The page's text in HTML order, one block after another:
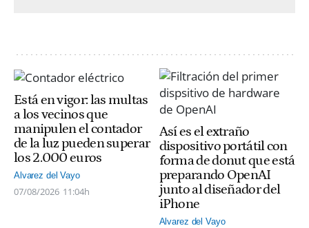
Está en vigor: las multas
a los vecinos que
manipulen el contador
de la luz pueden superar
los 2.000 euros
Alvarez del Vayo
07/08/2026 11:04h
Así es el extraño
dispositivo portátil con
forma de donut que está
preparando OpenAI
junto al diseñador del
iPhone
Alvarez del Vayo